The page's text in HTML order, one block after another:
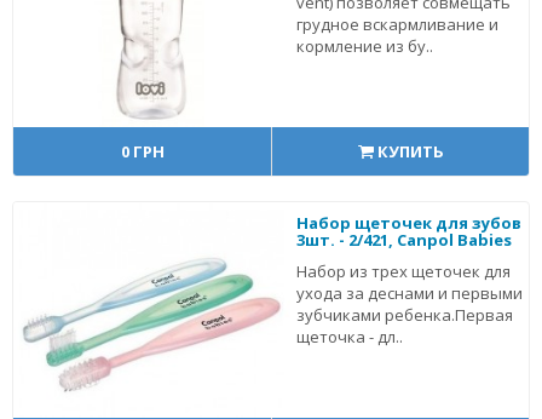
грудное вскармливание и
кормление из бу..
0 ГРН КУПИТЬ
Набор щеточек для зубов
3шт. - 2/421, Canpol Babies
Набор из трех щеточек для
ухода за деснами и первыми
зубчиками ребенка.Первая
щеточка - дл..